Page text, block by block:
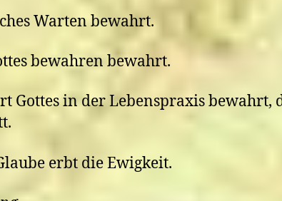
Warten bewahrt.
bewahren bewahrt.
Gottes in der Lebenspraxis bewahrt,
erbt die Ewigkeit.